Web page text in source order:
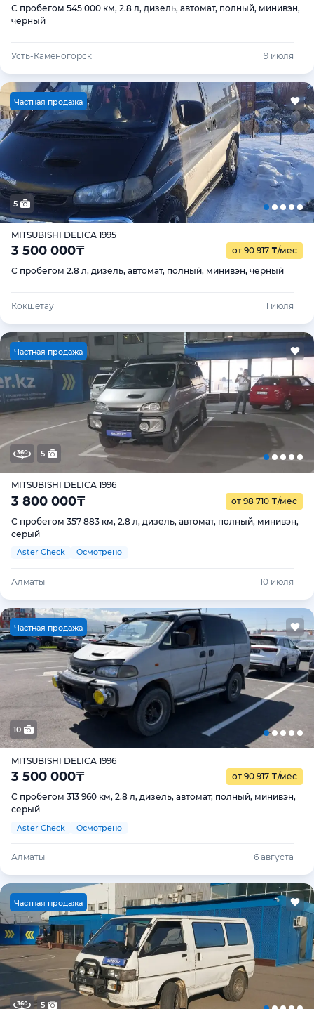
С пробегом 545 000 км, 2.8 л, дизель, автомат, полный, минивэн,
черный
Усть-Каменогорск 9 июля
Частная продажа
5
MITSUBISHI DELICA 1995
3 500 000₸ от 90 917 ₸/мес
С пробегом 2.8 л, дизель, автомат, полный, минивэн, черный
Кокшетау 1 июля
Частная продажа
5
MITSUBISHI DELICA 1996
3 800 000₸ от 98 710 ₸/мес
С пробегом 357 883 км, 2.8 л, дизель, автомат, полный, минивэн,
серый
Aster Check Осмотрено
Алматы 10 июля
Частная продажа
10
MITSUBISHI DELICA 1996
3 500 000₸ от 90 917 ₸/мес
С пробегом 313 960 км, 2.8 л, дизель, автомат, полный, минивэн,
серый
Aster Check Осмотрено
Алматы 6 августа
Частная продажа
5